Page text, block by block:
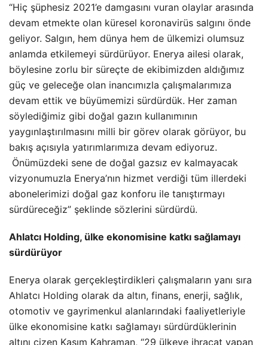
“Hiç şüphesiz 2021’e damgasını vuran olaylar arasında
devam etmekte olan küresel koronavirüs salgını önde
geliyor. Salgın, hem dünya hem de ülkemizi olumsuz
anlamda etkilemeyi sürdürüyor. Enerya ailesi olarak,
böylesine zorlu bir süreçte de ekibimizden aldığımız
güç ve geleceğe olan inancımızla çalışmalarımıza
devam ettik ve büyümemizi sürdürdük. Her zaman
söylediğimiz gibi doğal gazın kullanımının
yaygınlaştırılmasını milli bir görev olarak görüyor, bu
bakış açısıyla yatırımlarımıza devam ediyoruz.
Önümüzdeki sene de doğal gazsız ev kalmayacak
vizyonumuzla Enerya’nın hizmet verdiği tüm illerdeki
abonelerimizi doğal gaz konforu ile tanıştırmayı
sürdüreceğiz” şeklinde sözlerini sürdürdü.
Ahlatcı Holding, ülke ekonomisine katkı sağlamayı
sürdürüyor
Enerya olarak gerçekleştirdikleri çalışmaların yanı sıra
Ahlatcı Holding olarak da altın, finans, enerji, sağlık,
otomotiv ve gayrimenkul alanlarındaki faaliyetleriyle
ülke ekonomisine katkı sağlamayı sürdürdüklerinin
altını çizen Kasım Kahraman, “29 ülkeye ihracat yapan